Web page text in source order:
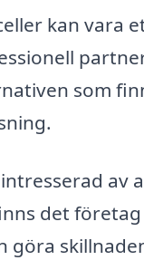
kan vara
som
av
det
göra